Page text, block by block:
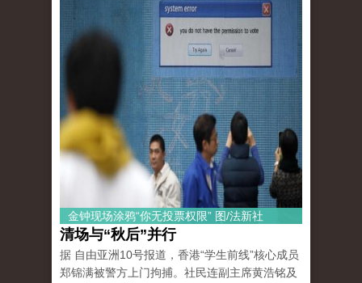
金钟现场涂鸦“你无投票权限” 图/法新社
清场与“秋后”并行
据 自由亚洲10号报道，香港“学生前线”核心成员
郑锦满被警方上门拘捕。社民连副主席黄浩铭及